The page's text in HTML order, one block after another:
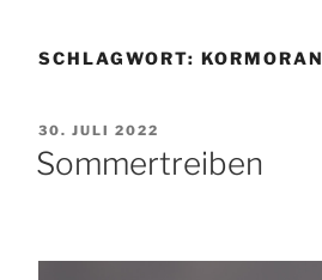
SCHLAGWORT: KORMORAN
VERÖFFENTLICHT
AM
30. JULI 2022
Sommertreiben